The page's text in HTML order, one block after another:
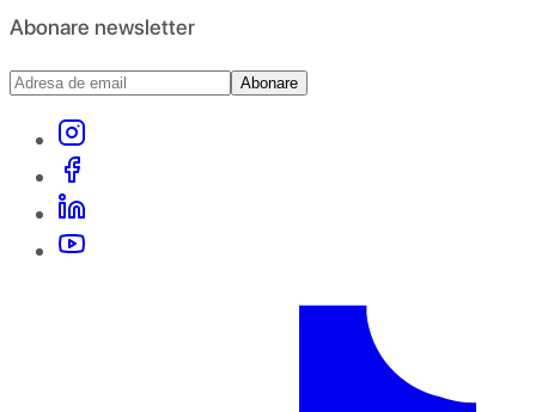
Abonare newsletter
Abonare